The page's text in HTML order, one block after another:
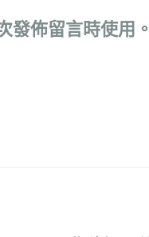
發佈留言時使用。